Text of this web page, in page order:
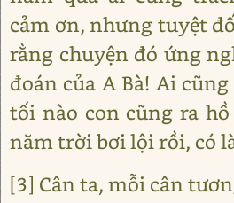
cảm ơn, nhưng tuyệt
rằng chuyện đó ứng
đoán của A Bà! Ai
tối nào con cũng ra
năm trời bơi lội rồi, có
[3] Cân ta, mỗi cân